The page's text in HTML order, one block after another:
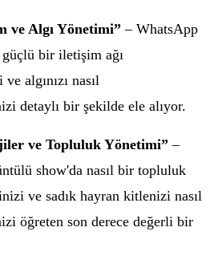
ve Algı Yönetimi” – WhatsApp
güçlü bir iletişim ağı
algınızı nasıl
detaylı bir şekilde ele alıyor.
ve Topluluk Yönetimi” –
show'da nasıl bir topluluk
ve sadık hayran kitlenizi nasıl
öğreten son derece değerli bir